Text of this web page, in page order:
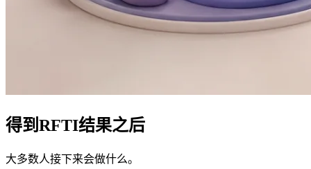
得到RFTI结果之后
大多数人接下来会做什么。